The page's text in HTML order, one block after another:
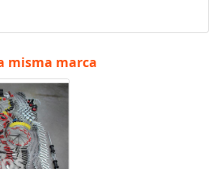
misma marca